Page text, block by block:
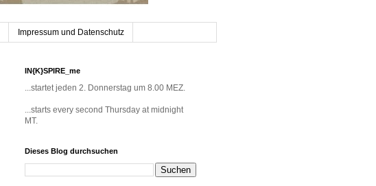
Impressum und Datenschutz
IN{K}SPIRE_me
...startet jeden 2. Donnerstag um 8.00 MEZ.
...starts every second Thursday at midnight
MT.
Dieses Blog durchsuchen